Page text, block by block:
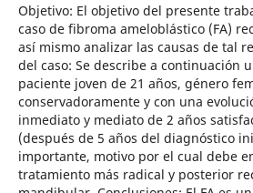
Objetivo: El objetivo del presente
caso de fibroma ameloblástico (FA)
así mismo analizar las causas de tal
del caso: Se describe a continuación
paciente joven de 21 años, género
conservadoramente y con una
inmediato y mediato de 2 años
(después de 5 años del diagnóstico
importante, motivo por el cual debe
tratamiento más radical y posterior